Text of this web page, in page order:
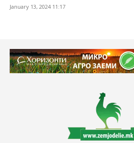
January 13, 2024 11:17